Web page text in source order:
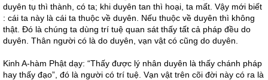
duyên tụ thì thành, có ta; khi duyên tan thì hoại, ta mất. Vậy mới biết
: cái ta này là cái ta thuộc về duyên. Nếu thuộc về duyên thì không
thật. Đó là chúng ta dùng trí tuệ quan sát thấy tất cả pháp đều do
duyên. Thân người có là do duyên, vạn vật có cũng do duyên.
Kinh A-hàm Phật dạy: “Thấy được lý nhân duyên là thấy chánh pháp
hay thấy đạo”, đó là người có trí tuệ. Vạn vật trên cõi đời này có ra là